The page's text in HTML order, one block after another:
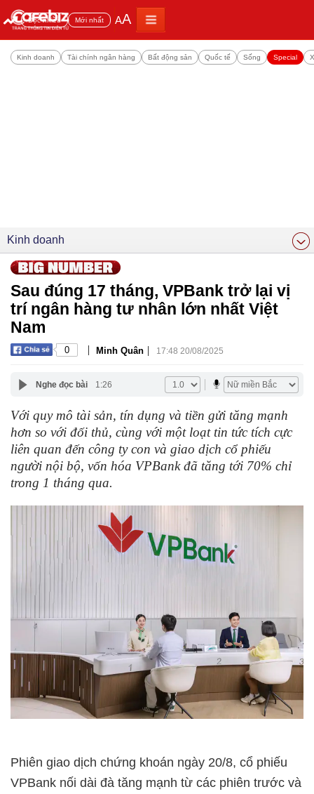
Đọc nhiều Mới nhất AA
Kinh doanh Tài chính ngân hàng Bất động sản Quốc tế Sống Special
Kinh doanh
Sau đúng 17 tháng, VPBank trở lại vị
trí ngân hàng tư nhân lớn nhất Việt
Nam
0 | Minh Quân | 17:48 20/08/2025
Nghe đọc bài 1:26
Với quy mô tài sản, tín dụng và tiền gửi tăng mạnh
hơn so với đối thủ, cùng với một loạt tin tức tích cực
liên quan đến công ty con và giao dịch cổ phiếu
người nội bộ, vốn hóa VPBank đã tăng tới 70% chỉ
trong 1 tháng qua.
Phiên giao dịch chứng khoán ngày 20/8, cổ phiếu
VPBank nối dài đà tăng mạnh từ các phiên trước và